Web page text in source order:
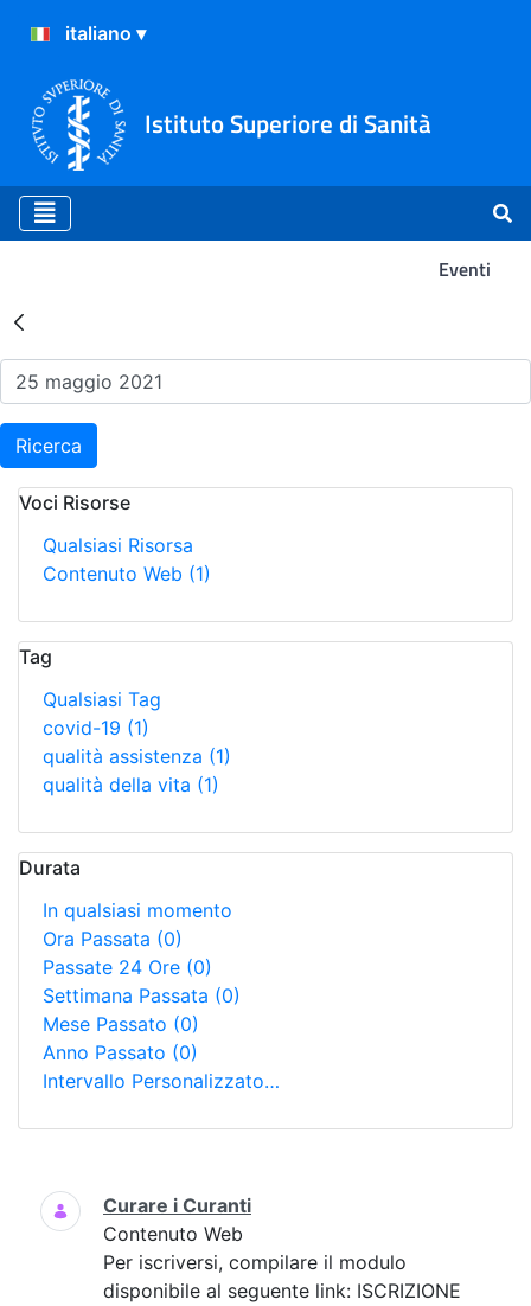
Istituto Superiore di Sanità
Eventi
Risultati della Ricerca -
Ricerca
Voci Risorse
Qualsiasi Risorsa
Contenuto Web (1)
Tag
Qualsiasi Tag
covid-19 (1)
qualità assistenza (1)
qualità della vita (1)
Durata
In qualsiasi momento
Ora Passata (0)
Passate 24 Ore (0)
Settimana Passata (0)
Mese Passato (0)
Anno Passato (0)
Intervallo Personalizzato…
Ricerca
Curare i Curanti
Contenuto Web
Per iscriversi, compilare il modulo
disponibile al seguente link: ISCRIZIONE